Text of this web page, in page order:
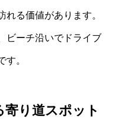
れる価値があります。
ビーチ沿いでドライブ
す。
り道スポット